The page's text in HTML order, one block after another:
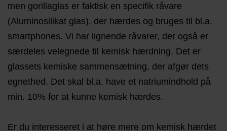
men gorillaglas er faktisk en specifik råvare
(Aluminosilikat glas), der hærdes og bruges til bl.a.
smartphones. Vi har lignende råvarer, der også er
særdeles velegnede til kemisk hærdning. Det er
glassets kemiske sammensætning, der afgør dets
egnethed. Det skal bl.a. have et natriumindhold på
min. 10% for at kunne kemisk hærdes.
Er du interesseret i at høre mere om kemisk hærdet